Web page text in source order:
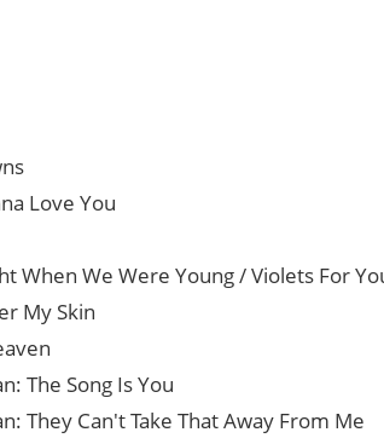
Love You
When We Were Young / Violets For
My Skin
The Song Is You
They Can't Take That Away From Me